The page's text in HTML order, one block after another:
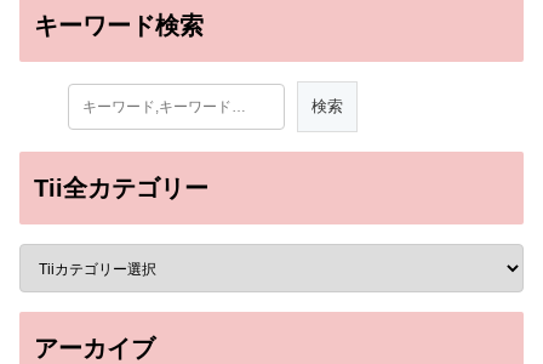
キーワード検索
Tii全カテゴリー
アーカイブ